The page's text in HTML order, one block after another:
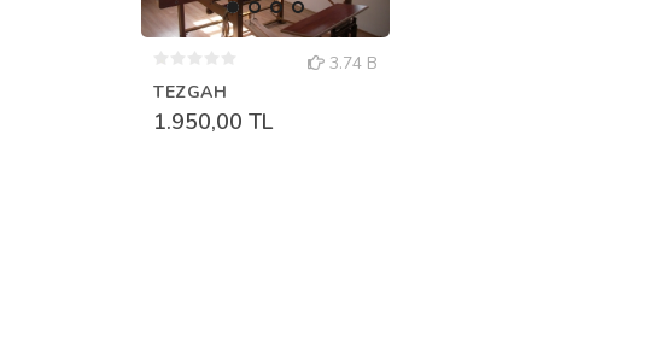
3.74 B
TEZGAH
1.950,00 TL